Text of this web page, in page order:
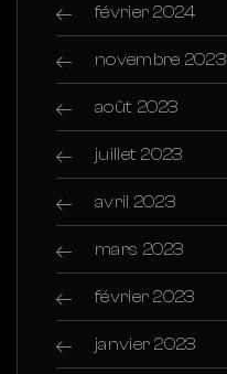
février 2024
novembre 2023
août 2023
juillet 2023
avril 2023
mars 2023
février 2023
janvier 2023